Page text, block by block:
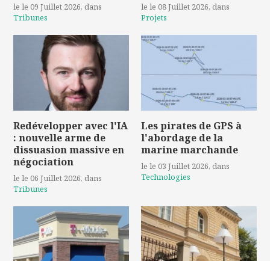
le le 09 Juillet 2026, dans
Tribunes
le le 08 Juillet 2026, dans
Projets
Redévelopper avec l'IA
: nouvelle arme de
dissuasion massive en
négociation
le le 06 Juillet 2026, dans
Tribunes
Les pirates de GPS à
l'abordage de la
marine marchande
le le 03 Juillet 2026, dans
Technologies